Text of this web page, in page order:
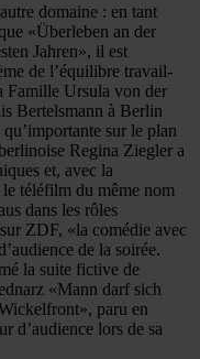
domaine : en tant
«Überleben an der
Jahren», il est
de l’équilibre travail-
Famille Ursula von der
Bertelsmann à Berlin
sur le plan
Regina Ziegler a
et, avec la
téléfilm du même nom
dans les rôles
ZDF, «la comédie avec
de la soirée.
la suite fictive de
«Mann darf sich
paru en
d’audience lors de sa